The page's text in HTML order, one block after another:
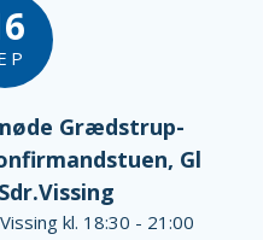
Grædstrup-
Gl
kl. 18:30 - 21:00